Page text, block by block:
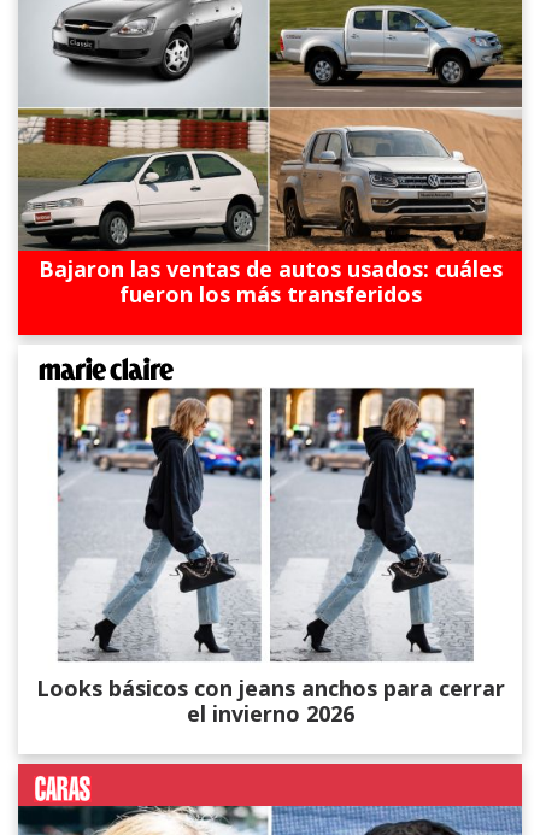
Bajaron las ventas de autos usados: cuáles
fueron los más transferidos
Looks básicos con jeans anchos para cerrar
el invierno 2026